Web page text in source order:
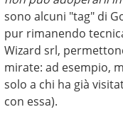
sono alcuni "tag" di
pur rimanendo
Wizard srl,
mirate: ad esempio,
solo a chi ha già
con essa).